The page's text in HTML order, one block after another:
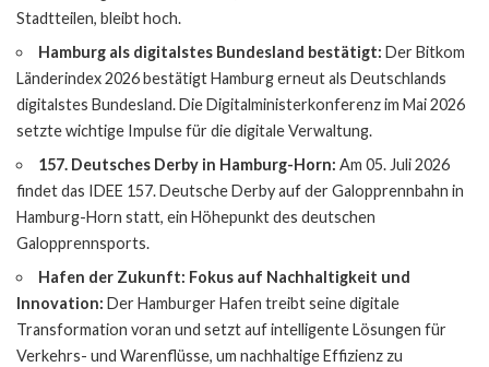
Stadtteilen, bleibt hoch.
Hamburg als digitalstes Bundesland bestätigt: Der Bitkom
Länderindex 2026 bestätigt Hamburg erneut als Deutschlands
digitalstes Bundesland. Die Digitalministerkonferenz im Mai 2026
setzte wichtige Impulse für die digitale Verwaltung.
157. Deutsches Derby in Hamburg-Horn: Am 05. Juli 2026
findet das IDEE 157. Deutsche Derby auf der Galopprennbahn in
Hamburg-Horn statt, ein Höhepunkt des deutschen
Galopprennsports.
Hafen der Zukunft: Fokus auf Nachhaltigkeit und
Innovation: Der Hamburger Hafen treibt seine digitale
Transformation voran und setzt auf intelligente Lösungen für
Verkehrs- und Warenflüsse, um nachhaltige Effizienz zu